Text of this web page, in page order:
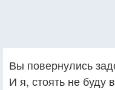
Вы повернулись
И я, стоять не буду